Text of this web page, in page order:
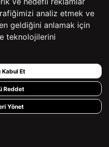
analiz etmek ve
geldiğini anlamak için
teknolojilerini
Kabul Et
Reddet
Yönet